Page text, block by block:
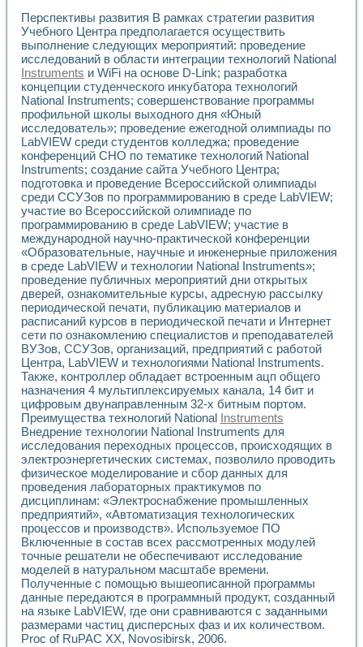
Модельно-измерительный комплекс. Назначение. Состав.
Использование технологий NATIONAL INSTRUMENTS
Учебный практикум "Спектральный и корреляционный
Учебный стенд для исследования принципа действия
Оборудование и программное обеспечение учебных
Виртуальный лабораторный практикум для изучения
Управление роботом ТУР-10 средствами LabVIEW
Аппаратно-программный комплекс для исследования
Автоматизированный дистанционный лабораторный
Исследование возможности реставрации одномерных
Использование технологий NATIONAL INSTRUMENTS в
Разработка модификаций алгоритма полигармонической
Учебный стенд для исследования принципа действия
Виртуальная система поддержки принимаемых решений в
Преемственность дисциплин «Моделирование систем» и
Универсальный стенд для исследования электрических
Лабораторные практикумы по информационно-
Виртуальный измеритель частотных характеристик на
Лабораторный практикум по основам теории Коммутации
Разработка виртуальной лабораторной работы
Виртуальные практикумы по электротехнике в среде
Из опыта внедрения в рамках национального проекта
Исследование эффективности решателей
Опыт разработки LabVIEW лабораторных практикумов
Проблемы повышения качества образования и
Развитие LabVIEW лабораторного практикума по
Разработка виртуальной лаборатории по электротехнике
Усовершенствованные алгоритмы частотного анализа
Об опыте работы учебного центра «Технологии
Технологии NI в магистерской программе «Прикладная
Система диагностики двигателей постоянного тока
Автоматизированный стенд формирования
Лабораторный практикум по курсу ИИС на базе
Партнеры
Академические и отраслевые институты
Учебные заведения
Бизнес
Контакты
Перспективы развития В рамках стратегии развития
Учебного Центра предполагается осуществить
выполнение следующих мероприятий: проведение
исследований в области интеграции технологий National
Instruments и WiFi на основе D-Link; разработка
концепции студенческого инкубатора технологий
National Instruments; совершенствование программы
профильной школы выходного дня «Юный
исследователь»; проведение ежегодной олимпиады по
LabVIEW среди студентов колледжа; проведение
конференций СНО по тематике технологий National
Instruments; создание сайта Учебного Центра;
подготовка и проведение Всероссийской олимпиады
среди ССУЗов по программированию в среде LabVIEW;
участие во Всероссийской олимпиаде по
программированию в среде LabVIEW; участие в
международной научно-практической конференции
«Образовательные, научные и инженерные приложения
в среде LabVIEW и технологии National Instruments»;
проведение публичных мероприятий дни открытых
дверей, ознакомительные курсы, адресную рассылку
периодической печати, публикацию материалов и
расписаний курсов в периодической печати и Интернет
сети по ознакомлению специалистов и преподавателей
ВУЗов, ССУЗов, организаций, предприятий с работой
Центра, LabVIEW и технологиями National Instruments.
Также, контроллер обладает встроенным ацп общего
назначения 4 мультиплексируемых канала, 14 бит и
цифровым двунаправленным 32-х битным портом.
Преимущества технологий National Instruments
Внедрение технологии National Instruments для
исследования переходных процессов, происходящих в
электроэнергетических системах, позволило проводить
физическое моделирование и сбор данных для
проведения лабораторных практикумов по
дисциплинам: «Электроснабжение промышленных
предприятий», «Автоматизация технологических
процессов и производств». Используемое ПО
Включенные в состав всех рассмотренных модулей
точные решатели не обеспечивают исследование
моделей в натуральном масштабе времени.
Полученные с помощью вышеописанной программы
данные передаются в программный продукт, созданный
на языке LabVIEW, где они сравниваются с заданными
размерами частиц дисперсных фаз и их количеством.
Proc of RuPAC XX, Novosibirsk, 2006.